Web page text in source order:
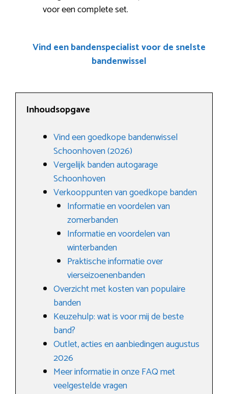
voor een complete set.
Vind een bandenspecialist voor de snelste
bandenwissel
Inhoudsopgave
Vind een goedkope bandenwissel
Schoonhoven (2026)
Vergelijk banden autogarage
Schoonhoven
Verkooppunten van goedkope banden
Informatie en voordelen van
zomerbanden
Informatie en voordelen van
winterbanden
Praktische informatie over
vierseizoenenbanden
Overzicht met kosten van populaire
banden
Keuzehulp: wat is voor mij de beste
band?
Outlet, acties en aanbiedingen augustus
2026
Meer informatie in onze FAQ met
veelgestelde vragen